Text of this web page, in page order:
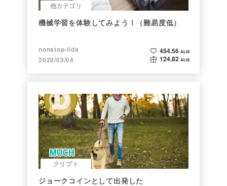
他カテゴリ
機械学習を体験してみよう！（難易度低）
nonstop-iida
2020/03/04
454.56 ALIS
124.82 ALIS
クリプト
ジョークコインとして出発した